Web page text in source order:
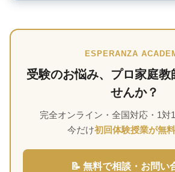
ESPERANZA
受験のお悩み、プロ家庭教
せんか？
完全オンライン・全国対応・1対1
今だけ初回体験授業が無料
📝 無料で相談・お問い